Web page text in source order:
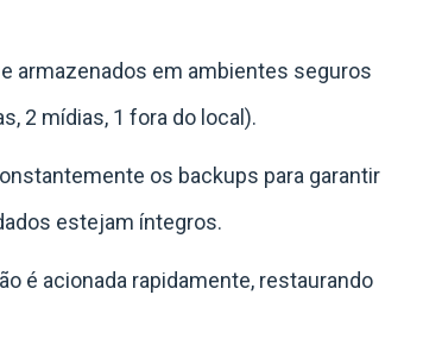
armazenados em ambientes seguros
2 mídias, 1 fora do local).
os backups para garantir
estejam íntegros.
é acionada rapidamente, restaurando